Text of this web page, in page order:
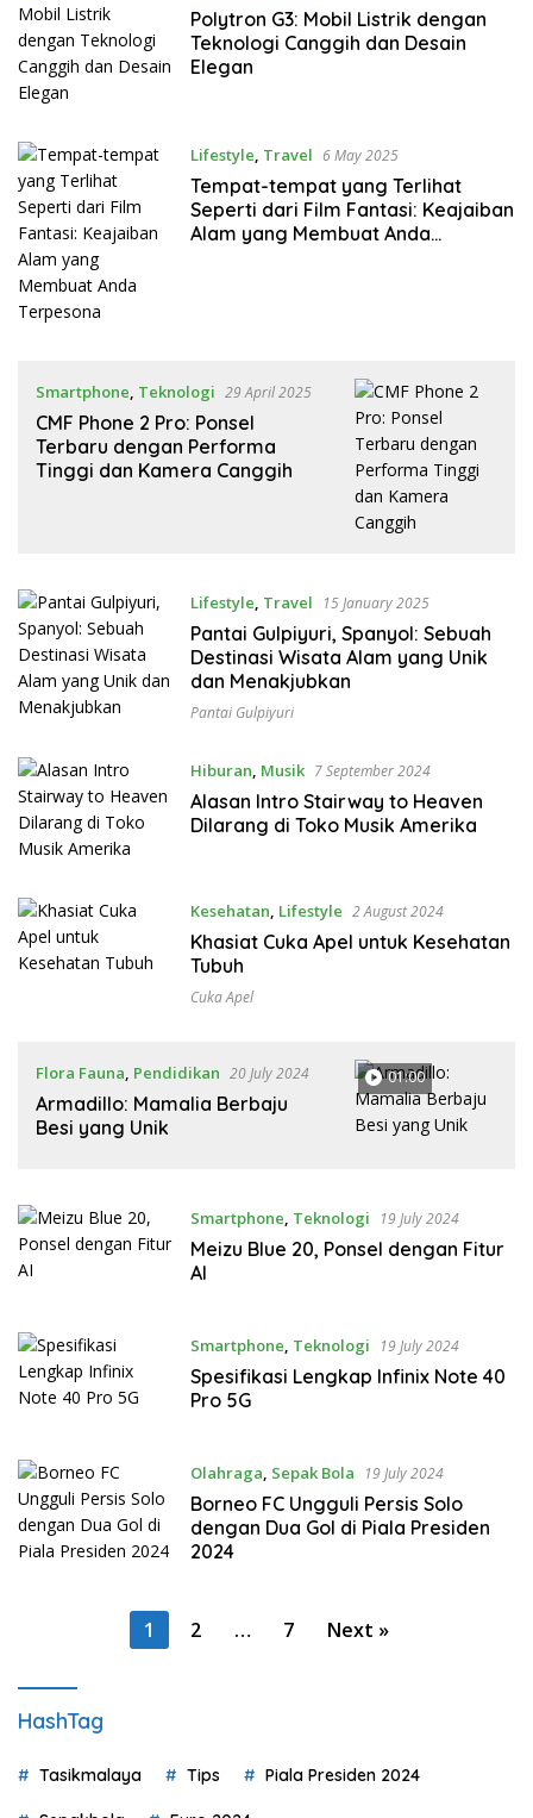
Polytron G3: Mobil Listrik dengan
Teknologi Canggih dan Desain
Elegan
Lifestyle, Travel 6 May 2025
Tempat-tempat yang Terlihat
Seperti dari Film Fantasi: Keajaiban
Alam yang Membuat Anda
Smartphone, Teknologi 29 April 2025
CMF Phone 2 Pro: Ponsel
Terbaru dengan Performa
Tinggi dan Kamera Canggih
Lifestyle, Travel 15 January 2025
Pantai Gulpiyuri, Spanyol: Sebuah
Destinasi Wisata Alam yang Unik
dan Menakjubkan
Pantai Gulpiyuri
Hiburan, Musik 7 September 2024
Alasan Intro Stairway to Heaven
Dilarang di Toko Musik Amerika
Kesehatan, Lifestyle 2 August 2024
Khasiat Cuka Apel untuk Kesehatan
Tubuh
Cuka Apel
01:00
Flora Fauna, Pendidikan 20 July 2024
Armadillo: Mamalia Berbaju
Besi yang Unik
Smartphone, Teknologi 19 July 2024
Meizu Blue 20, Ponsel dengan Fitur
AI
Smartphone, Teknologi 19 July 2024
Spesifikasi Lengkap Infinix Note 40
Pro 5G
Olahraga, Sepak Bola 19 July 2024
Borneo FC Ungguli Persis Solo
dengan Dua Gol di Piala Presiden
2024
pagination
1 2 … 7 Next »
HashTag
Tasikmalaya Tips Piala Presiden 2024